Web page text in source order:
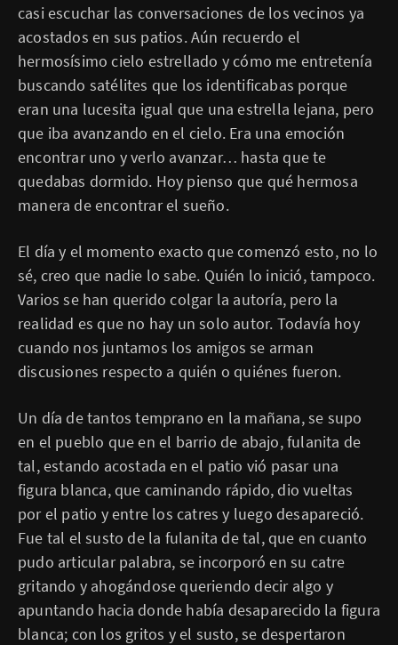
casi escuchar las conversaciones de los vecinos ya
acostados en sus patios. Aún recuerdo el
hermosísimo cielo estrellado y cómo me entretenía
buscando satélites que los identificabas porque
eran una lucesita igual que una estrella lejana, pero
que iba avanzando en el cielo. Era una emoción
encontrar uno y verlo avanzar… hasta que te
quedabas dormido. Hoy pienso que qué hermosa
manera de encontrar el sueño.
El día y el momento exacto que comenzó esto, no lo
sé, creo que nadie lo sabe. Quién lo inició, tampoco.
Varios se han querido colgar la autoría, pero la
realidad es que no hay un solo autor. Todavía hoy
cuando nos juntamos los amigos se arman
discusiones respecto a quién o quiénes fueron.
Un día de tantos temprano en la mañana, se supo
en el pueblo que en el barrio de abajo, fulanita de
tal, estando acostada en el patio vió pasar una
figura blanca, que caminando rápido, dio vueltas
por el patio y entre los catres y luego desapareció.
Fue tal el susto de la fulanita de tal, que en cuanto
pudo articular palabra, se incorporó en su catre
gritando y ahogándose queriendo decir algo y
apuntando hacia donde había desaparecido la figura
blanca; con los gritos y el susto, se despertaron